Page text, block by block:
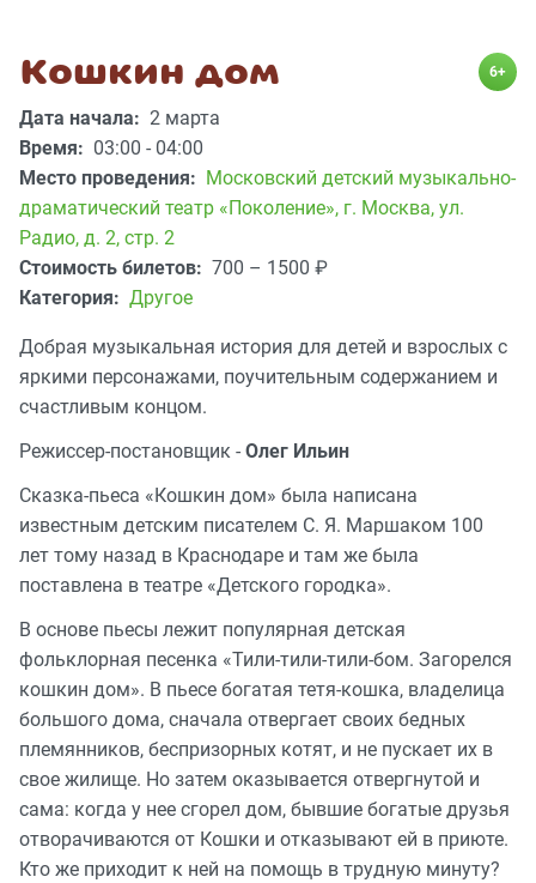
Кошкин дом 6+
Дата начала: 2 марта
Время: 03:00 - 04:00
Место проведения: Московский детский музыкально-
драматический театр «Поколение», г. Москва, ул.
Радио, д. 2, стр. 2
Стоимость билетов: 700 – 1500 ₽
Категория: Другое
Добрая музыкальная история для детей и взрослых с
яркими персонажами, поучительным содержанием и
счастливым концом.
Режиссер-постановщик - Олег Ильин
Сказка-пьеса «Кошкин дом» была написана
известным детским писателем С. Я. Маршаком 100
лет тому назад в Краснодаре и там же была
поставлена в театре «Детского городка».
В основе пьесы лежит популярная детская
фольклорная песенка «Тили-тили-тили-бом. Загорелся
кошкин дом». В пьесе богатая тетя-кошка, владелица
большого дома, сначала отвергает своих бедных
племянников, беспризорных котят, и не пускает их в
свое жилище. Но затем оказывается отвергнутой и
сама: когда у нее сгорел дом, бывшие богатые друзья
отворачиваются от Кошки и отказывают ей в приюте.
Кто же приходит к ней на помощь в трудную минуту?